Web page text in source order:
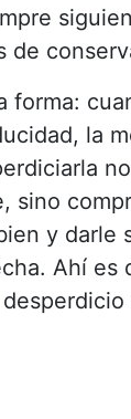
de
forma:
la
sino
y darle
Ahí es